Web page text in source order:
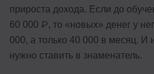
прироста дохода. Если до
60 000 ₽, то «новых» денег у
000, а только 40 000 в месяц. И
нужно ставить в знаменатель.